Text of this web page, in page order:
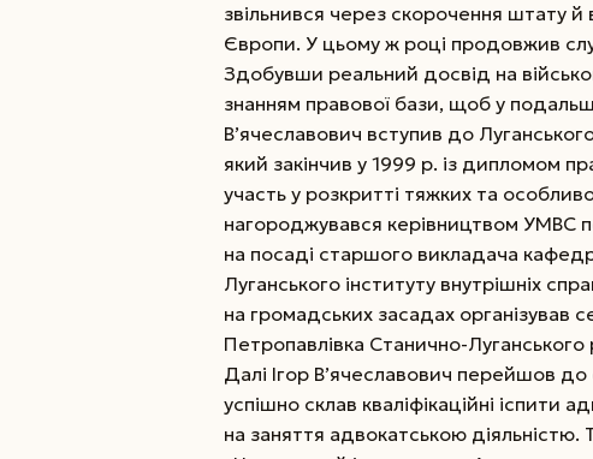
звільнився через скорочення штату й
Європи. У цьому ж році продовжив
Здобувши реальний досвід на
знанням правової бази, щоб у
В’ячеславович вступив до
який закінчив у 1999 р. із дипломом
участь у розкритті тяжких та
нагороджувався керівництвом УМВС
на посаді старшого викладача
Луганського інституту внутрішніх
на громадських засадах організував
Петропавлівка Станично-
Далі Ігор В’ячеславович перейшов
успішно склав кваліфікаційні іспити
на заняття адвокатською